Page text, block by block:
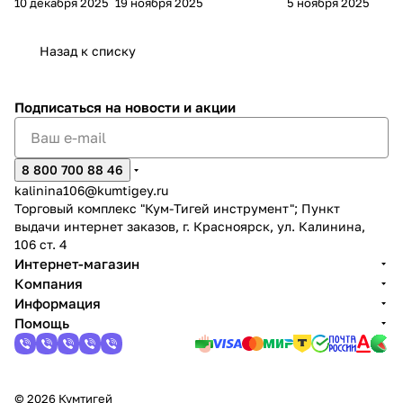
FLUX
результата
2025
Назад к списку
Подписаться на новости и акции
8 800 700 88 46
kalinina106@kumtigey.ru
Торговый комплекс "Кум-Тигей инструмент"; Пункт
выдачи интернет заказов, г. Красноярск, ул. Калинина,
106 ст. 4
Интернет-магазин
Компания
Информация
Помощь
© 2026 Кумтигей